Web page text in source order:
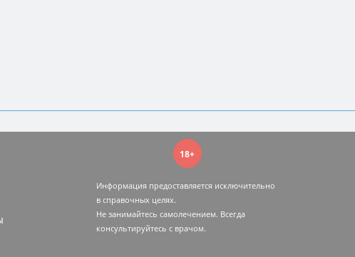
ВЕСА
Дневник тренировок
Почувствуйте разницу между
и “стройным” телом
18+
Информация предоставляется исключительно
в справочных целях.
Не занимайтесь самолечением. Всегда
консультируйтесь c врачом.